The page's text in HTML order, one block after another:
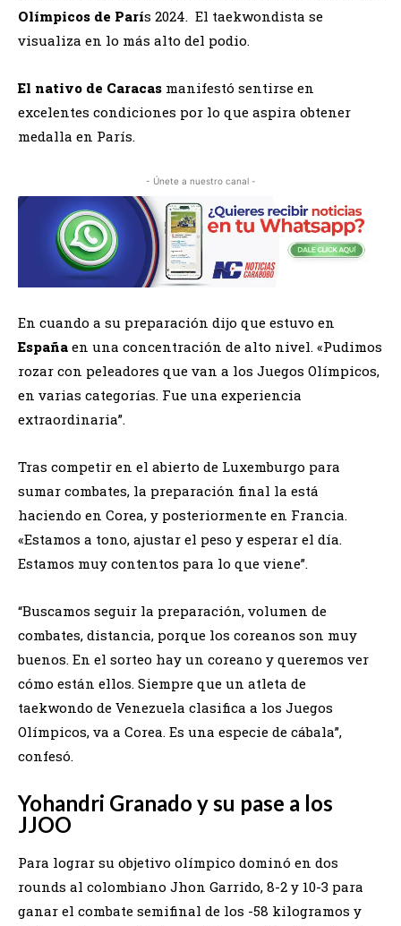
Olímpicos de París 2024. El taekwondista se
visualiza en lo más alto del podio.
El nativo de Caracas manifestó sentirse en
excelentes condiciones por lo que aspira obtener
medalla en París.
- Únete a nuestro canal -
En cuando a su preparación dijo que estuvo en
España en una concentración de alto nivel. «Pudimos
rozar con peleadores que van a los Juegos Olímpicos,
en varias categorías. Fue una experiencia
extraordinaria”.
Tras competir en el abierto de Luxemburgo para
sumar combates, la preparación final la está
haciendo en Corea, y posteriormente en Francia.
«Estamos a tono, ajustar el peso y esperar el día.
Estamos muy contentos para lo que viene”.
“Buscamos seguir la preparación, volumen de
combates, distancia, porque los coreanos son muy
buenos. En el sorteo hay un coreano y queremos ver
cómo están ellos. Siempre que un atleta de
taekwondo de Venezuela clasifica a los Juegos
Olímpicos, va a Corea. Es una especie de cábala”,
confesó.
Yohandri Granado y su pase a los
JJOO
Para lograr su objetivo olímpico dominó en dos
rounds al colombiano Jhon Garrido, 8-2 y 10-3 para
ganar el combate semifinal de los -58 kilogramos y